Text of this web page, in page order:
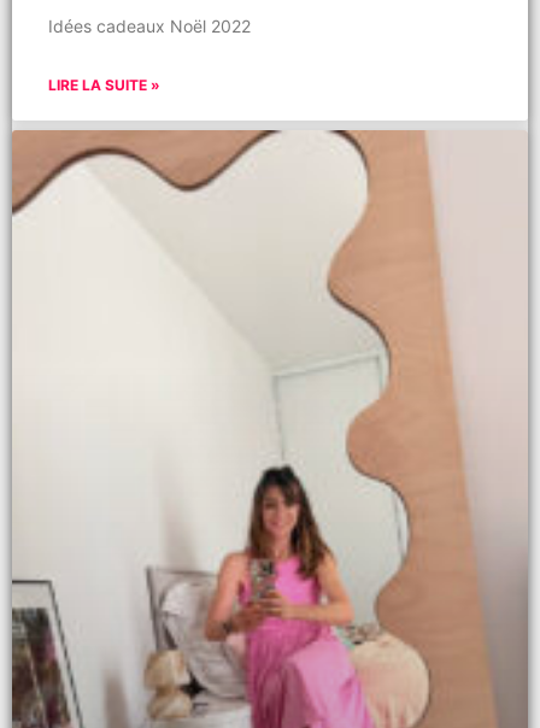
Idées cadeaux Noël 2022
LIRE LA SUITE »